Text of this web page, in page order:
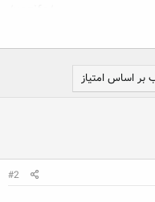
ماموریت، مسولیت،
شهریه، گذران،
بر اساس امتیاز
#2